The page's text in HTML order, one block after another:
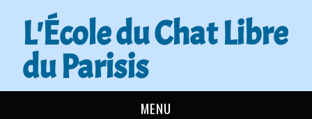
L'École du Chat Libre
du Parisis
MENU